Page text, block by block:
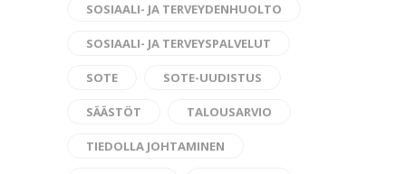
SOSIAALI- JA TERVEYDENHUOLTO
SOSIAALI- JA TERVEYSPALVELUT
SOTE SOTE-UUDISTUS
SÄÄSTÖT TALOUSARVIO
TIEDOLLA JOHTAMINEN